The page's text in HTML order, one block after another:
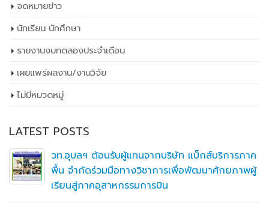
จดหมายข่าว
นักเรียน นักศึกษา
รายงานงบทดลองประจำเดือน
เผยเเพร่ผลงาน/งานวิจัย
ไม่มีหมวดหมู่
LATEST POSTS
วท.อุบลฯ ต้อนรับผู้แทนจากบริษัท แบ็กส์บริการภาค
พื้น จำกัดร่วมมือทางวิชาการเพื่อพัฒนาศักยภาพผู้
เรียนสู่ภาคอุสาหกรรมการบิน